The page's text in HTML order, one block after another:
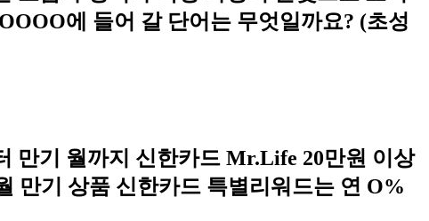
에 들어 갈 단어는 무엇일까요? (초성
만기 월까지 신한카드 Mr.Life 20만원 이상
만기 상품 신한카드 특별리워드는 연 O%